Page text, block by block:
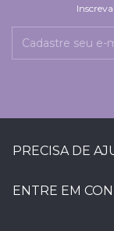
PRECISA DE
ENTRE EM